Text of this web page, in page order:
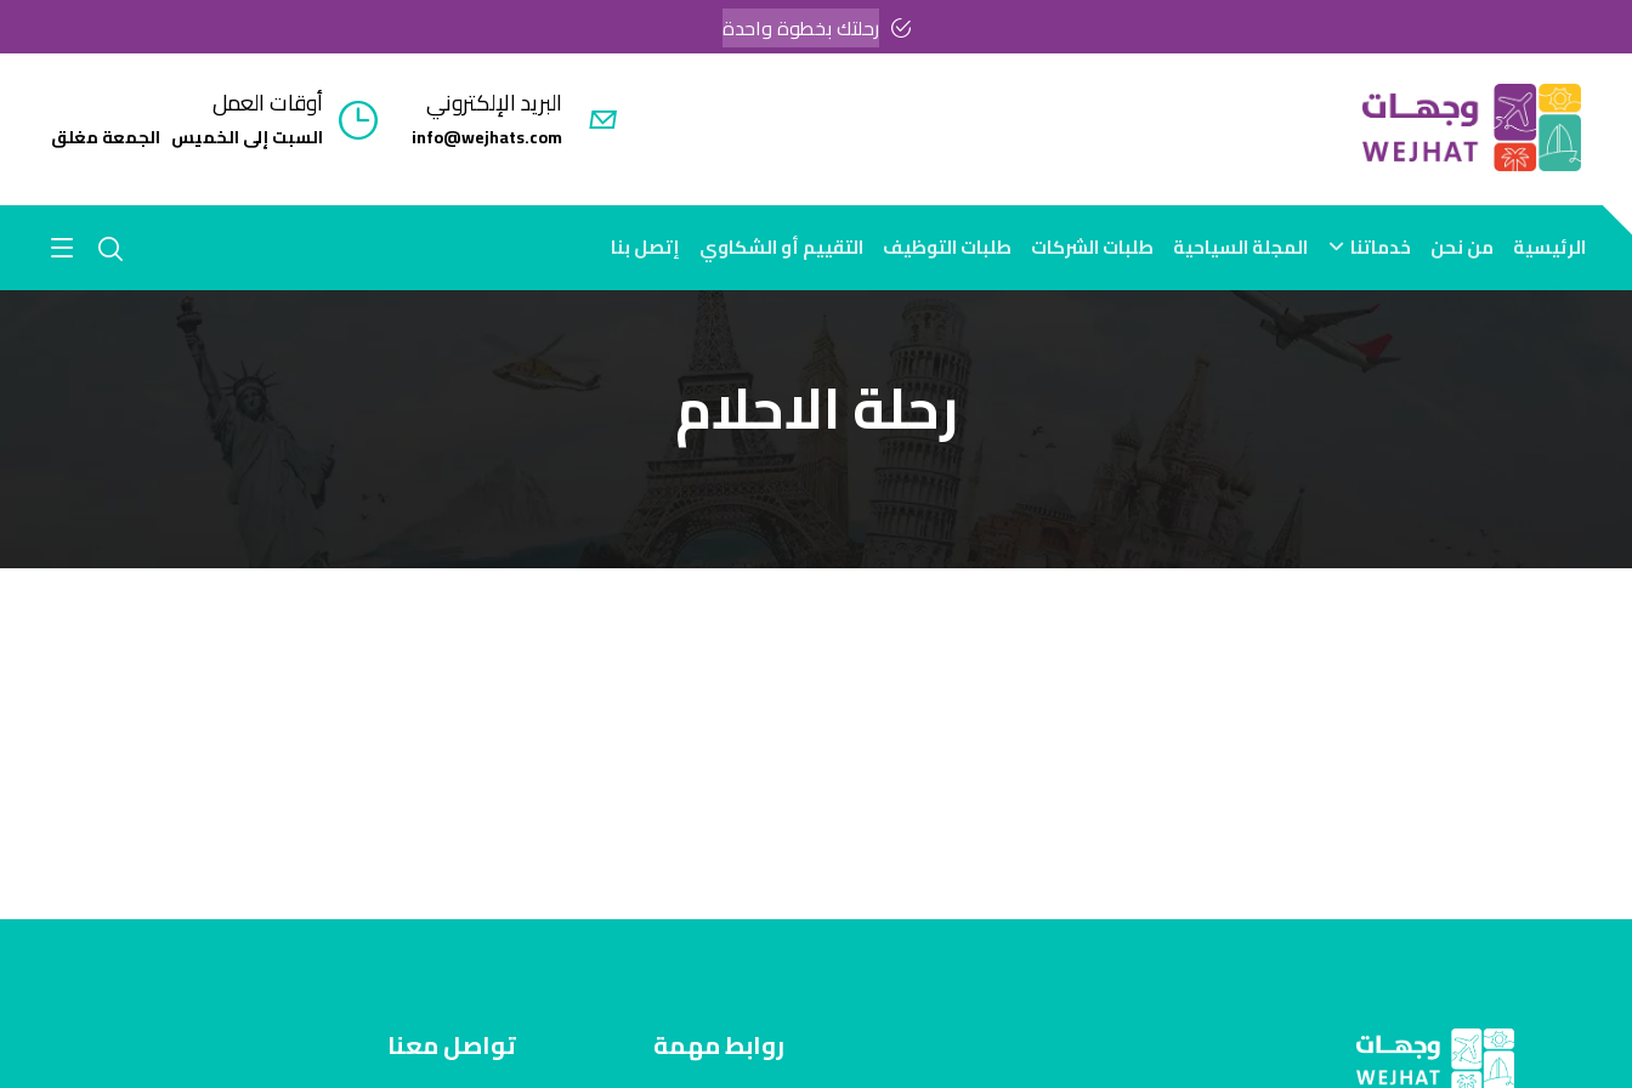
رحلتك بخطوة واحدة
أوقات العمل
السبت إلى الخميس الجمعة مغلق
البريد الإلكتروني
info@wejhats.com
الرئيسية من نحن خدماتنا المجلة السياحية طلبات الشركات طلبات التوظيف التقييم أو الشكاوي إتصل بنا
رحلة الاحلام
روابط مهمة تواصل معنا